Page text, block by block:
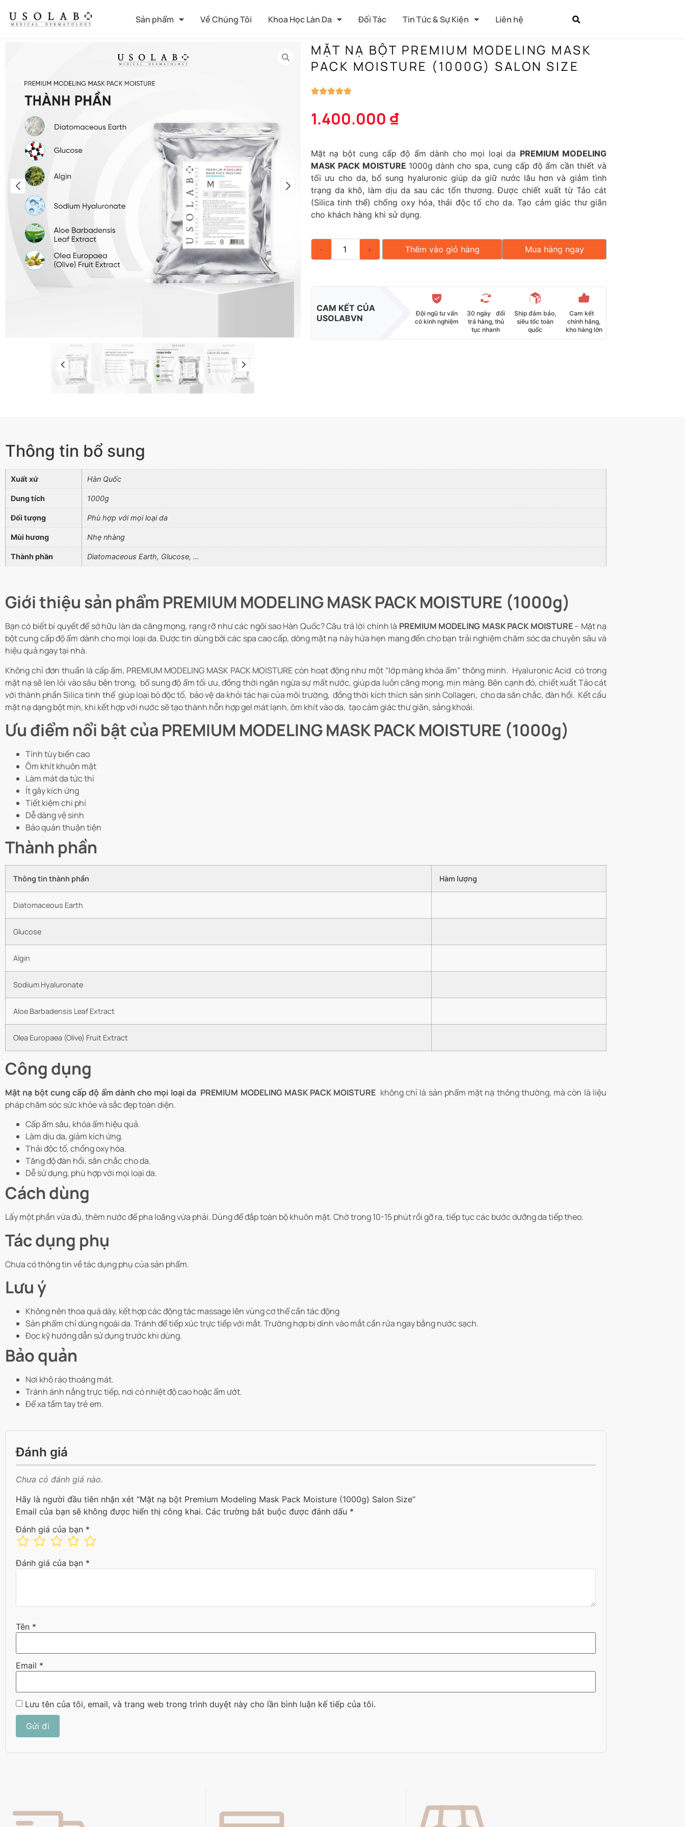
Sản phẩm Về Chúng Tôi Khoa Học Làn Da Đối Tác Tin Tức & Sự Kiện Liên hệ
MẶT NẠ BỘT PREMIUM MODELING MASK
PACK MOISTURE (1000G) SALON SIZE
1.400.000 ₫
Mặt nạ bột cung cấp độ ẩm dành cho mọi loại da PREMIUM MODELING
MASK PACK MOISTURE 1000g dành cho spa, cung cấp độ ẩm cần thiết và
tối ưu cho da, bổ sung hyaluronic giúp da giữ nước lâu hơn và giảm tình
trạng da khô, làm dịu da sau các tổn thương. Được chiết xuất từ Tảo cát
(Silica tinh thể) chống oxy hóa, thải độc tố cho da. Tạo cảm giác thư giãn
cho khách hàng khi sử dụng.
- + Thêm vào giỏ hàng Mua hàng ngay
CAM KẾT CỦA
USOLABVN
Đội ngũ tư vấn
có kinh nghiệm
30 ngày đổi
trả hàng, thủ
tục nhanh
Ship đảm bảo,
siêu tốc toàn
quốc
Cam kết
chính hãng,
kho hàng lớn
Thông tin bổ sung
Xuất xứ Hàn Quốc
Dung tích 1000g
Đối tượng Phù hợp với mọi loại da
Mùi hương Nhẹ nhàng
Thành phần Diatomaceous Earth, Glucose, …
Giới thiệu sản phẩm PREMIUM MODELING MASK PACK MOISTURE (1000g)
Bạn có biết bí quyết để sở hữu làn da căng mọng, rạng rỡ như các ngôi sao Hàn Quốc? Câu trả lời chính là PREMIUM MODELING MASK PACK MOISTURE– Mặt nạ
bột cung cấp độ ẩm dành cho mọi loại da. Được tin dùng bởi các spa cao cấp, dòng mặt nạ này hứa hẹn mang đến cho bạn trải nghiệm chăm sóc da chuyên sâu và
hiệu quả ngay tại nhà.
Không chỉ đơn thuần là cấp ẩm, PREMIUM MODELING MASK PACK MOISTURE còn hoạt động như một “lớp màng khóa ẩm” thông minh. Hyaluronic Acid có trong
mặt nạ sẽ len lỏi vào sâu bên trong, bổ sung độ ẩm tối ưu, đồng thời ngăn ngừa sự mất nước, giúp da luôn căng mọng, mịn màng. Bên cạnh đó, chiết xuất Tảo cát
với thành phần Silica tinh thể giúp loại bỏ độc tố, bảo vệ da khỏi tác hại của môi trường, đồng thời kích thích sản sinh Collagen, cho da săn chắc, đàn hồi. Kết cấu
mặt nạ dạng bột mịn, khi kết hợp với nước sẽ tạo thành hỗn hợp gel mát lạnh, ôm khít vào da, tạo cảm giác thư giãn, sảng khoái.
Ưu điểm nổi bật của PREMIUM MODELING MASK PACK MOISTURE (1000g)
Tính tùy biến cao
Ôm khít khuôn mặt
Làm mát da tức thì
Ít gây kích ứng
Tiết kiệm chi phí
Dễ dàng vệ sinh
Bảo quản thuận tiện
Thành phần
Thông tin thành phần Hàm lượng
Diatomaceous Earth
Glucose
Algin
Sodium Hyaluronate
Aloe Barbadensis Leaf Extract
Olea Europaea (Olive) Fruit Extract
Công dụng
Mặt nạ bột cung cấp độ ẩm dành cho mọi loại da PREMIUM MODELING MASK PACK MOISTURE không chỉ là sản phẩm mặt nạ thông thường, mà còn là liệu
pháp chăm sóc sức khỏe và sắc đẹp toàn diện.
Cấp ẩm sâu, khóa ẩm hiệu quả.
Làm dịu da, giảm kích ứng.
Thải độc tố, chống oxy hóa.
Tăng độ đàn hồi, săn chắc cho da.
Dễ sử dụng, phù hợp với mọi loại da.
Cách dùng
Lấy một phần vừa đủ, thêm nước để pha loãng vừa phải. Dùng để đắp toàn bộ khuôn mặt. Chờ trong 10-15 phút rồi gỡ ra, tiếp tục các bước dưỡng da tiếp theo.
Tác dụng phụ
Chưa có thông tin về tác dụng phụ của sản phẩm.
Lưu ý
Không nên thoa quá dày, kết hợp các động tác massage lên vùng cơ thể cần tác động
Sản phẩm chỉ dùng ngoài da. Tránh để tiếp xúc trực tiếp với mắt. Trường hợp bị dính vào mắt cần rửa ngay bằng nước sạch.
Đọc kỹ hướng dẫn sử dụng trước khi dùng.
Bảo quản
Nơi khô ráo thoáng mát.
Tránh ánh nắng trực tiếp, nơi có nhiệt độ cao hoặc ẩm ướt.
Để xa tầm tay trẻ em.
Đánh giá
Chưa có đánh giá nào.
Hãy là người đầu tiên nhận xét “Mặt nạ bột Premium Modeling Mask Pack Moisture (1000g) Salon Size”
Email của bạn sẽ không được hiển thị công khai. Các trường bắt buộc được đánh dấu *
Đánh giá của bạn *
Đánh giá của bạn *
Tên *
Email *
Lưu tên của tôi, email, và trang web trong trình duyệt này cho lần bình luận kế tiếp của tôi.